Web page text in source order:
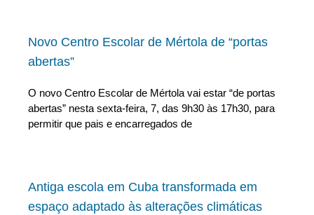
Novo Centro Escolar de Mértola de “portas
abertas”
O novo Centro Escolar de Mértola vai estar “de portas
abertas” nesta sexta-feira, 7, das 9h30 às 17h30, para
permitir que pais e encarregados de
Antiga escola em Cuba transformada em
espaço adaptado às alterações climáticas